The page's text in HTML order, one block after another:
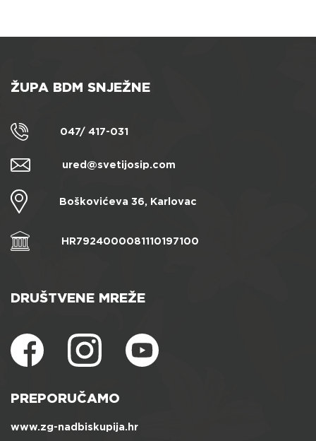
ŽUPA BDM SNJEŽNE
047/ 417-031
ured@svetijosip.com
Boškovićeva 36, Karlovac
HR7924000081110197100
DRUŠTVENE MREŽE
PREPORUČAMO
www.zg-nadbiskupija.hr